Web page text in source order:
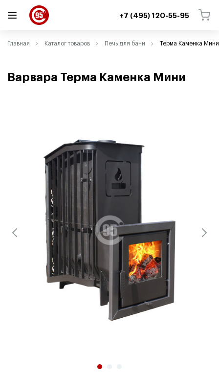
+7 (495) 120-55-95
Главная Каталог товаров Печь для бани Терма Каменка Мини
Варвара Терма Каменка Мини
ВЕРНУТЬСЯ
ВЕРНУТЬСЯ